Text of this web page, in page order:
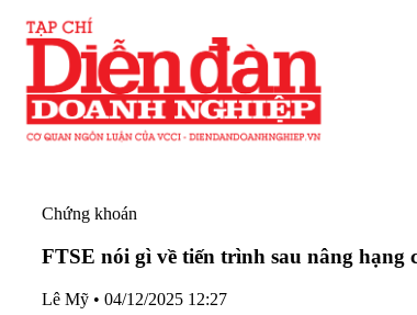
Chứng khoán
FTSE nói gì về tiến trình sau nâng
Lê Mỹ • 04/12/2025 12:27